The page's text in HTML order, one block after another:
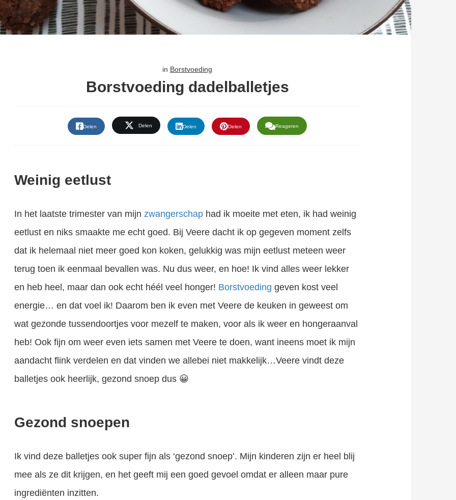
in Borstvoeding
Borstvoeding dadelballetjes
Delen Delen Delen Delen Reageren
Weinig eetlust
In het laatste trimester van mijn zwangerschap had ik moeite met eten, ik had weinig
eetlust en niks smaakte me echt goed. Bij Veere dacht ik op gegeven moment zelfs
dat ik helemaal niet meer goed kon koken, gelukkig was mijn eetlust meteen weer
terug toen ik eenmaal bevallen was. Nu dus weer, en hoe! Ik vind alles weer lekker
en heb heel, maar dan ook echt héél veel honger! Borstvoeding geven kost veel
energie… en dat voel ik! Daarom ben ik even met Veere de keuken in geweest om
wat gezonde tussendoortjes voor mezelf te maken, voor als ik weer en hongeraanval
heb! Ook fijn om weer even iets samen met Veere te doen, want ineens moet ik mijn
aandacht flink verdelen en dat vinden we allebei niet makkelijk…Veere vindt deze
balletjes ook heerlijk, gezond snoep dus 😀
Gezond snoepen
Ik vind deze balletjes ook super fijn als ‘gezond snoep’. Mijn kinderen zijn er heel blij
mee als ze dit krijgen, en het geeft mij een goed gevoel omdat er alleen maar pure
ingrediënten inzitten.